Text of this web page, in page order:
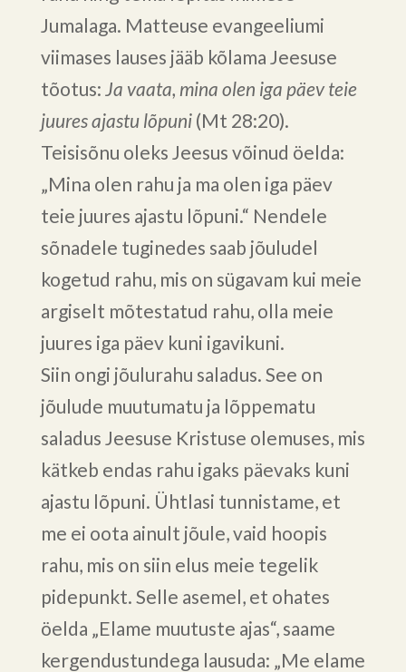
Jumalaga. Matteuse evangeeliumi
viimases lauses jääb kõlama Jeesuse
tõotus: Ja vaata, mina olen iga päev teie
juures ajastu lõpuni(Mt 28:20).
Teisisõnu oleks Jeesus võinud öelda:
„Mina olen rahu ja ma olen iga päev
teie juures ajastu lõpuni.“ Nendele
sõnadele tuginedes saab jõuludel
kogetud rahu, mis on sügavam kui meie
argiselt mõtestatud rahu, olla meie
juures iga päev kuni igavikuni.
Siin ongi jõulurahu saladus. See on
jõulude muutumatu ja lõppematu
saladus Jeesuse Kristuse olemuses, mis
kätkeb endas rahu igaks päevaks kuni
ajastu lõpuni. Ühtlasi tunnistame, et
me ei oota ainult jõule, vaid hoopis
rahu, mis on siin elus meie tegelik
pidepunkt. Selle asemel, et ohates
öelda „Elame muutuste ajas“, saame
kergendustundega lausuda: „Me elame